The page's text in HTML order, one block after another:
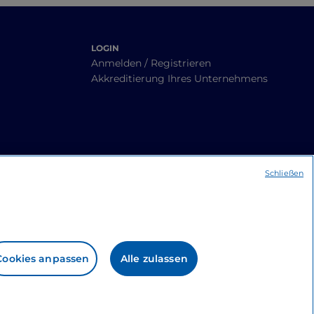
LOGIN
Anmelden / Registrieren
Akkreditierung Ihres Unternehmens
anpassen Alle zulassen
Schließen